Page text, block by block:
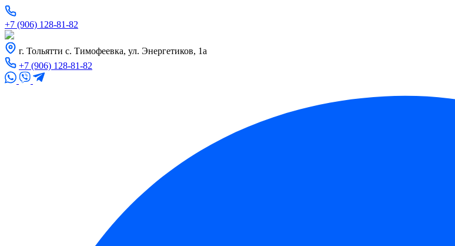
+7 (906) 128-81-82
г. Тольятти с. Тимофеевка, ул. Энергетиков, 1а
+7 (906) 128-81-82